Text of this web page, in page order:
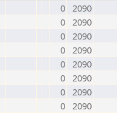
0 2090
0 2090
0 2090
0 2090
0 2090
0 2090
0 2090
0 2090